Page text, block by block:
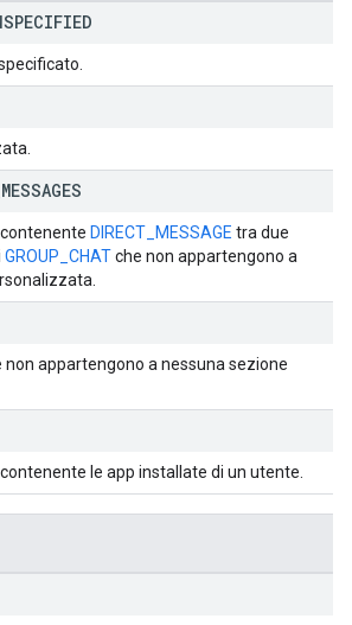
MESSAGES
DIRECT_MESSAGE tra due
GROUP_CHATche non appartengono a
appartengono a nessuna sezione
le app installate di un utente.